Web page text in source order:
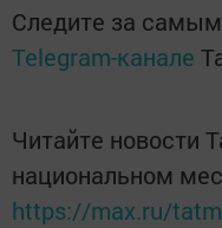
Следите за
Telegram-канале
Читайте новости
национальном
https://max.ru/